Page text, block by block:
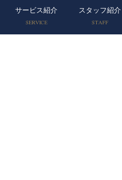
サービス紹介
SERVICE
スタッフ紹介
STAFF